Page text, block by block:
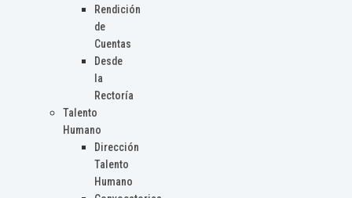
Rendición
de
Cuentas
Desde
la
Rectoría
Talento
Humano
Dirección
Talento
Humano